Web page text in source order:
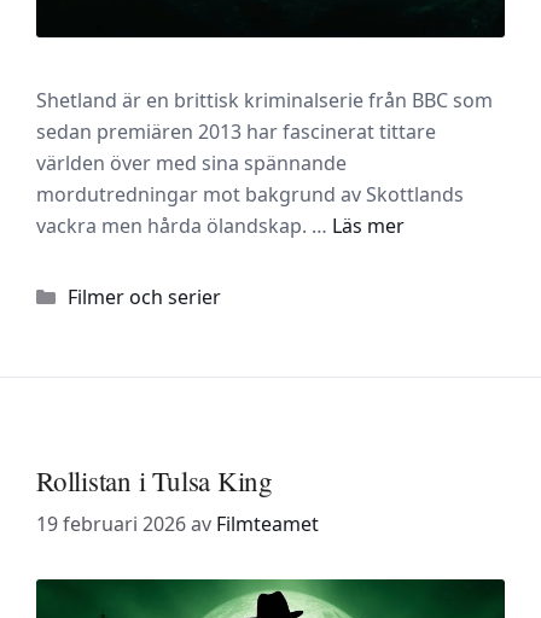
Shetland är en brittisk kriminalserie från BBC som
sedan premiären 2013 har fascinerat tittare
världen över med sina spännande
mordutredningar mot bakgrund av Skottlands
vackra men hårda ölandskap. … Läs mer
Kategorier
Filmer och serier
Rollistan i Tulsa King
19 februari 2026av Filmteamet